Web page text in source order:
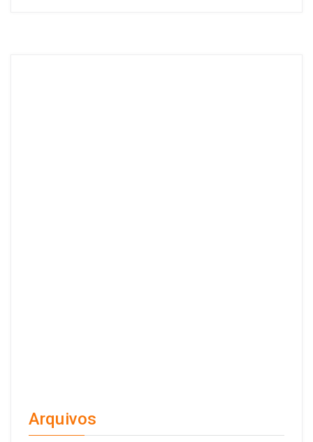
Arquivos